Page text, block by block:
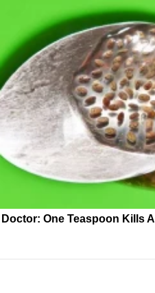
Doctor: One Teaspoon Kills